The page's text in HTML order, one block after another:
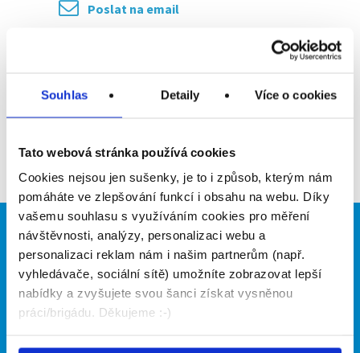
Souhlas Detaily Více o cookies
Tato webová stránka používá cookies
Cookies nejsou jen sušenky, je to i způsob, kterým nám
pomáháte ve zlepšování funkcí i obsahu na webu. Díky
vašemu souhlasu s využíváním cookies pro měření
návštěvnosti, analýzy, personalizaci webu a
personalizaci reklam nám i našim partnerům (např.
vyhledávače, sociální sítě) umožníte zobrazovat lepší
nabídky a zvyšujete svou šanci získat vysněnou
práci/brigádu. Děkujeme :-)
Poslat na email
Zpět
Brigádníci
Články
Hledané brigády
Firmy
Vložit inzerát
Ceník